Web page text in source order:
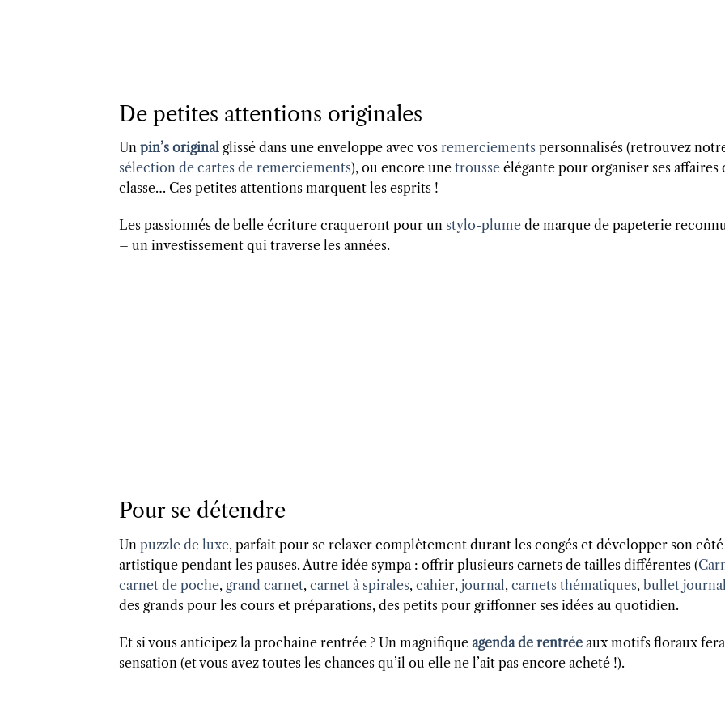
De petites attentions originales
Un pin’s original glissé dans une enveloppe avec vos remerciements personnalisés (retrouvez
sélection de cartes de remerciements), ou encore une trousse élégante pour organiser ses affaires
classe… Ces petites attentions marquent les esprits !
Les passionnés de belle écriture craqueront pour un stylo-plume de marque de papeterie
– un investissement qui traverse les années.
Pour se détendre
Un puzzle de luxe, parfait pour se relaxer complètement durant les congés et développer son côté
artistique pendant les pauses. Autre idée sympa : offrir plusieurs carnets de tailles différentes (
carnet de poche, grand carnet, carnet à spirales, cahier, journal, carnets thématiques, bullet journal
des grands pour les cours et préparations, des petits pour griffonner ses idées au quotidien.
Et si vous anticipez la prochaine rentrée ? Un magnifique agenda de rentrée aux motifs floraux fera
sensation (et vous avez toutes les chances qu’il ou elle ne l’ait pas encore acheté !).